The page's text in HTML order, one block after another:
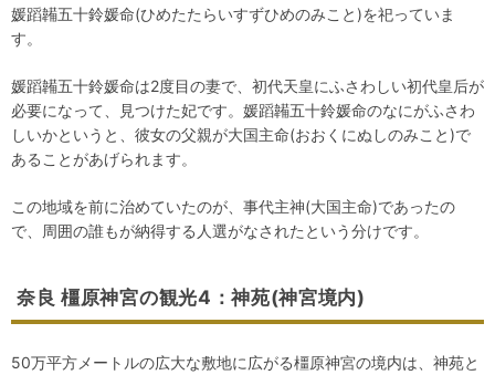
媛蹈韛五十鈴媛命(ひめたたらいすずひめのみこと)を祀っていま
す。
媛蹈韛五十鈴媛命は2度目の妻で、初代天皇にふさわしい初代皇后が
必要になって、見つけた妃です。媛蹈韛五十鈴媛命のなにがふさわ
しいかというと、彼女の父親が大国主命(おおくにぬしのみこと)で
あることがあげられます。
この地域を前に治めていたのが、事代主神(大国主命)であったの
で、周囲の誰もが納得する人選がなされたという分けです。
奈良 橿原神宮の観光4：神苑(神宮境内)
50万平方メートルの広大な敷地に広がる橿原神宮の境内は、神苑と